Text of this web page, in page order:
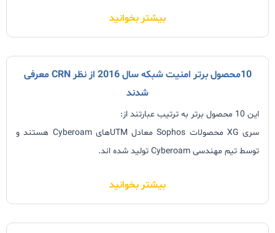
بیشتر بخوانید
10محصول برتر امنیت شبکه سال 2016 از نظر CRN معرفی
شدند
این 10 محصول برتر به ترتیب عبارتند از:
سری XG محصولات Sophos معادل UTMهای Cyberoam هستند و
توسط تیم مهندسی Cyberoam تولید شده اند.
بیشتر بخوانید